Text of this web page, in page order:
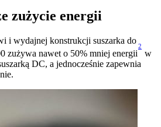
zużycie energii
i wydajnej konstrukcji suszarka do
zużywa nawet o 50% mniej energii
2
w
DC, a jednocześnie zapewnia